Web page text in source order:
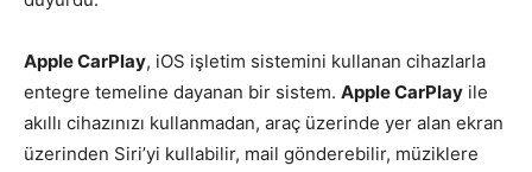
Apple CarPlay, iOS işletim sistemini kullanan cihazlarla
entegre temeline dayanan bir sistem. Apple CarPlay ile
akıllı cihazınızı kullanmadan, araç üzerinde yer alan ekran
üzerinden Siri’yi kullabilir, mail gönderebilir, müziklere